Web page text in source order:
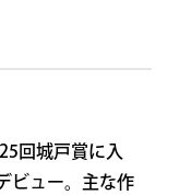
回城戸賞に入
ビュー。主な作